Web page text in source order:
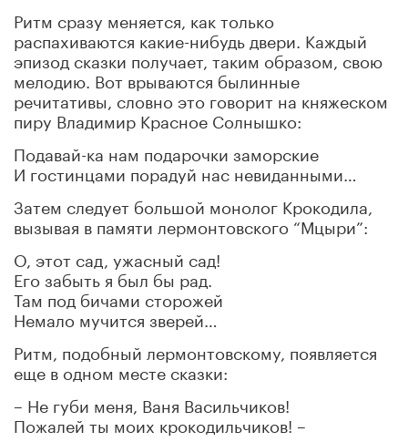
Ритм сразу меняется, как только
распахиваются какие-нибудь двери. Каждый
эпизод сказки получает, таким образом, свою
мелодию. Вот врываются былинные
речитативы, словно это говорит на княжеском
пиру Владимир Красное Солнышко:
Подавай-ка нам подарочки заморские
И гостинцами порадуй нас невиданными…
Затем следует большой монолог Крокодила,
вызывая в памяти лермонтовского “Мцыри”:
О, этот сад, ужасный сад!
Его забыть я был бы рад.
Там под бичами сторожей
Немало мучится зверей…
Ритм, подобный лермонтовскому, появляется
еще в одном месте сказки:
– Не губи меня, Ваня Васильчиков!
Пожалей ты моих крокодильчиков! –